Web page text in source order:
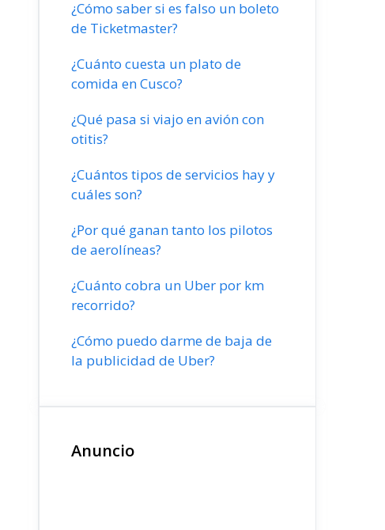
¿Cómo saber si es falso un boleto
de Ticketmaster?
¿Cuánto cuesta un plato de
comida en Cusco?
¿Qué pasa si viajo en avión con
otitis?
¿Cuántos tipos de servicios hay y
cuáles son?
¿Por qué ganan tanto los pilotos
de aerolíneas?
¿Cuánto cobra un Uber por km
recorrido?
¿Cómo puedo darme de baja de
la publicidad de Uber?
Anuncio